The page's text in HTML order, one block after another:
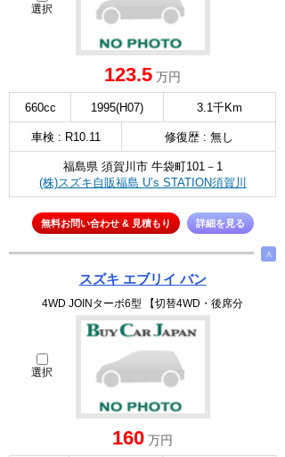
選択
123.5 万円
660cc 1995(H07) 3.1千Km
車検 : R10.11 修復歴 : 無し
福島県 須賀川市 牛袋町101－1
(株)スズキ自販福島 U’s STATION須賀川
無料お問い合わせ & 見積もり 詳細を見る
∧
スズキ エブリイ バン
4WD JOINターボ6型 【切替4WD・後席分
選択
160 万円